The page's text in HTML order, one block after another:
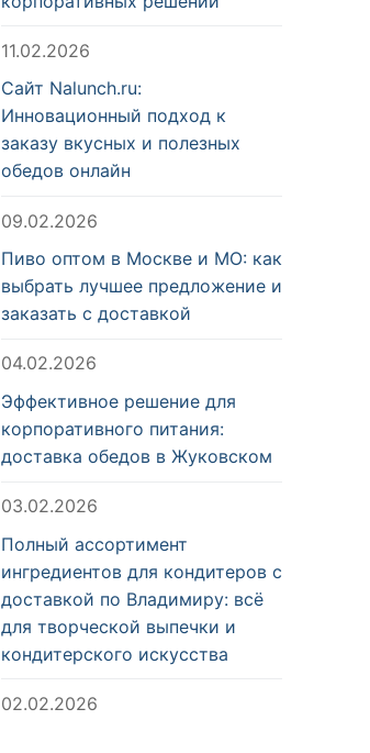
11.02.2026
Сайт Nalunch.ru:
Инновационный подход к
заказу вкусных и полезных
обедов онлайн
09.02.2026
Пиво оптом в Москве и МО: как
выбрать лучшее предложение и
заказать с доставкой
04.02.2026
Эффективное решение для
корпоративного питания:
доставка обедов в Жуковском
03.02.2026
Полный ассортимент
ингредиентов для кондитеров с
доставкой по Владимиру: всё
для творческой выпечки и
кондитерского искусства
02.02.2026